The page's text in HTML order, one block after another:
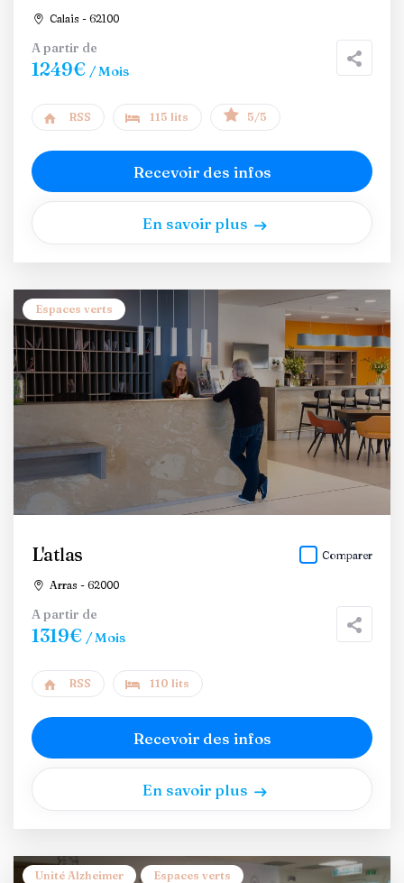
Calais - 62100
A partir de
1249€ / Mois
RSS 115 lits 5/5
Recevoir des infos
En savoir plus
Espaces verts
L'atlas
Arras - 62000
Comparer
A partir de
1319€ / Mois
RSS 110 lits
Recevoir des infos
En savoir plus
Unité Alzheimer Espaces verts